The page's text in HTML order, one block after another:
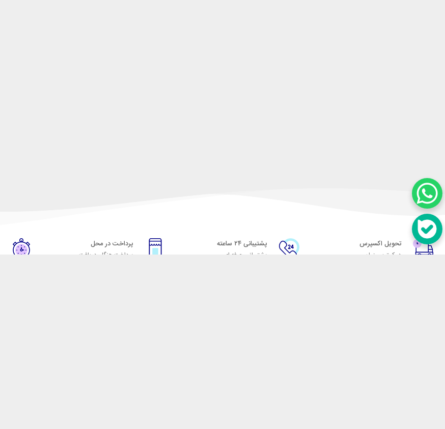
تحویل اکسپرس
در کمترین زمان
پشتیبانی ۲۴ ساعته
پشتیبانی حرفه ای
پرداخت در محل
پرداخت هنگام دریافت